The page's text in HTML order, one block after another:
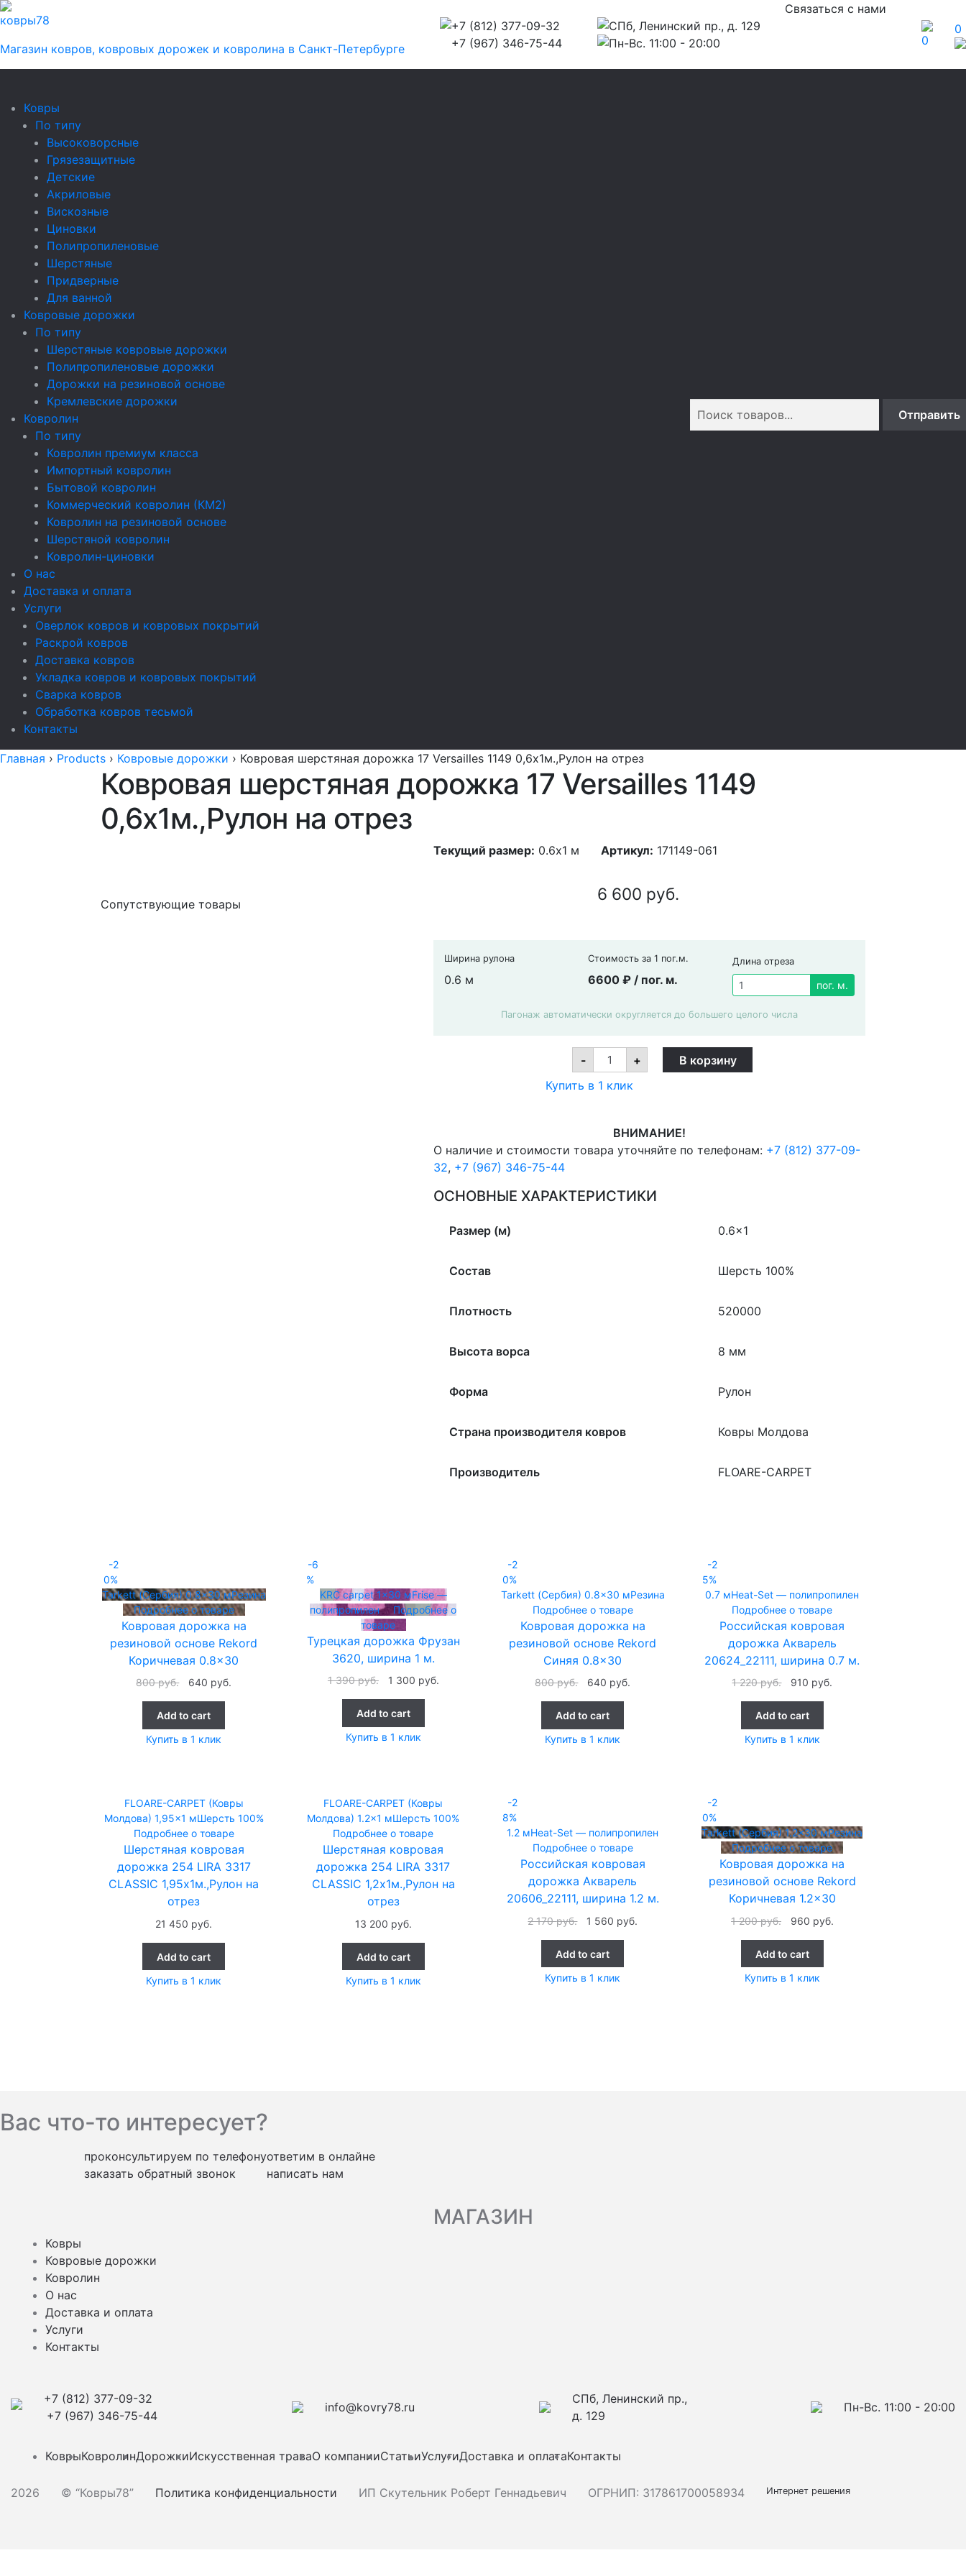
ковры78
Магазин ковров, ковровых дорожек и ковролина в Санкт-Петербурге
+7 (812) 377-09-32
+7 (967) 346-75-44
СПб, Ленинский пр., д. 129
Пн-Вс. 11:00 - 20:00
Связаться с нами
0
0
Ковры
По типу
Высоковорсные
Грязезащитные
Детские
Акриловые
Вискозные
Циновки
Полипропиленовые
Шерстяные
Придверные
Для ванной
Ковровые дорожки
По типу
Шерстяные ковровые дорожки
Полипропиленовые дорожки
Дорожки на резиновой основе
Кремлевские дорожки
Ковролин
По типу
Ковролин премиум класса
Импортный ковролин
Бытовой ковролин
Коммерческий ковролин (КМ2)
Ковролин на резиновой основе
Шерстяной ковролин
Ковролин-циновки
О нас
Доставка и оплата
Услуги
Оверлок ковров и ковровых покрытий
Раскрой ковров
Доставка ковров
Укладка ковров и ковровых покрытий
Сварка ковров
Обработка ковров тесьмой
Контакты
Главная › Products › Ковровые дорожки › Ковровая шерстяная дорожка 17 Versailles 1149 0,6х1м.,Рулон на отрез
Ковровая шерстяная дорожка 17 Versailles 1149
0,6х1м.,Рулон на отрез
Текущий размер: 0.6x1 м Артикул: 171149-061
6 600 руб.
Ширина рулона
0.6 м
Стоимость за 1 пог.м.
6600 ₽ / пог. м.
Длина отреза
пог. м.
Пагонаж автоматически округляется до большего целого числа
-
Ковровая
шерстяная
дорожка
17
отрез
quantity
+
В корзину
Купить в 1 клик
ВНИМАНИЕ!
О наличие и стоимости товара уточняйте по телефонам: +7 (812) 377-09-
32, +7 (967) 346-75-44
ОСНОВНЫЕ ХАРАКТЕРИСТИКИ
Размер (м) 0.6×1
Состав Шерсть 100%
Плотность 520000
Высота ворса 8 мм
Форма Рулон
Страна производителя ковров Ковры Молдова
Производитель FLOARE-CARPET
Сопутствующие товары
-2
0%
Tarkett (Сербия)0.8x30 мРезина
Подробнее о товаре
Ковровая дорожка на
резиновой основе Rekord
Коричневая 0.8×30
800руб. 640 руб.
Add to cart
Купить в 1 клик
-6
%
KRC carpet 1x30 мFrise —
полипропилен
Подробнее о
товаре
Турецкая дорожка Фрузан
3620, ширина 1 м.
1 390руб. 1 300 руб.
Add to cart
Купить в 1 клик
-2
0%
Tarkett (Сербия) 0.8x30 мРезина
Подробнее о товаре
Ковровая дорожка на
резиновой основе Rekord
Синяя 0.8×30
800руб. 640 руб.
Add to cart
Купить в 1 клик
-2
5%
0.7 мHeat-Set — полипропилен
Подробнее о товаре
Российская ковровая
дорожка Акварель
20624_22111, ширина 0.7 м.
1 220руб. 910 руб.
Add to cart
Купить в 1 клик
FLOARE-CARPET (Ковры
Молдова) 1,95x1 мШерсть 100%
Подробнее о товаре
Шерстяная ковровая
дорожка 254 LIRA 3317
CLASSIC 1,95х1м.,Рулон на
отрез
21 450 руб.
Add to cart
Купить в 1 клик
FLOARE-CARPET (Ковры
Молдова)1.2x1 мШерсть 100%
Подробнее о товаре
Шерстяная ковровая
дорожка 254 LIRA 3317
CLASSIC 1,2х1м.,Рулон на
отрез
13 200 руб.
Add to cart
Купить в 1 клик
-2
8%
1.2 мHeat-Set — полипропилен
Подробнее о товаре
Российская ковровая
дорожка Акварель
20606_22111, ширина 1.2 м.
2 170руб. 1 560 руб.
Add to cart
Купить в 1 клик
-2
0%
Tarkett (Сербия)1.2x30 мРезина
Подробнее о товаре
Ковровая дорожка на
резиновой основе Rekord
Коричневая 1.2×30
1 200руб. 960 руб.
Add to cart
Купить в 1 клик
Вас что-то интересует?
проконсультируем по телефону
заказать обратный звонок
ответим в онлайне
написать нам
МАГАЗИН
Ковры
Ковровые дорожки
Ковролин
О нас
Доставка и оплата
Услуги
Контакты
+7 (812) 377-09-32
+7 (967) 346-75-44
info@kovry78.ru
СПб, Ленинский пр.,
д. 129
Пн-Вс. 11:00 - 20:00
КоврыКовролинДорожкиИскусственная траваО компанииСтатьиУслугиДоставка и оплатаКонтакты
2026 © “Ковры78” Политика конфиденциальности ИП Скутельник Роберт Геннадьевич ОГРНИП: 317861700058934 Интернет решения